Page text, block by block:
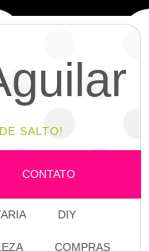
SALTO!
CONTATO
DIY
COMPRAS